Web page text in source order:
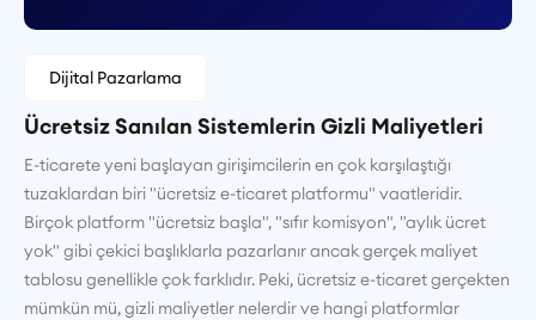
Dijital Pazarlama
Ücretsiz Sanılan Sistemlerin Gizli Maliyetleri
E-ticarete yeni başlayan girişimcilerin en çok karşılaştığı
tuzaklardan biri "ücretsiz e-ticaret platformu" vaatleridir.
Birçok platform "ücretsiz başla", "sıfır komisyon", "aylık ücret
yok" gibi çekici başlıklarla pazarlanır ancak gerçek maliyet
tablosu genellikle çok farklıdır. Peki, ücretsiz e-ticaret gerçekten
mümkün mü, gizli maliyetler nelerdir ve hangi platformlar